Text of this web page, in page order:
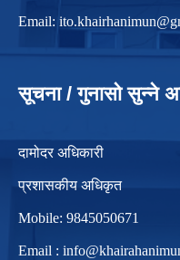
Email:
सूचना / गुनासो सुन्ने
दामोदर अधिकारी
प्रशासकीय अधिकृत
Mobile: 9845050671
Email :